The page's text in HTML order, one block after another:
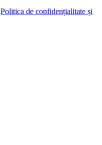
Politica de confidențialitate și